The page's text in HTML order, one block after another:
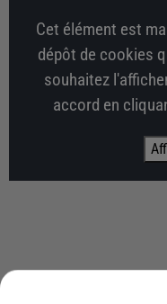
Cet élément est
dépôt de cookies
souhaitez
accord en